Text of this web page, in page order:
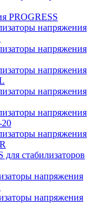
PROGRESS
напряжения
напряжения
напряжения
напряжения
напряжения
20
напряжения
стабилизаторов
напряжения
напряжения